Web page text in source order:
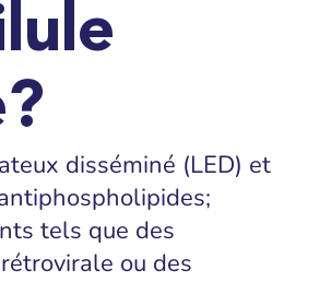
disséminé (LED) et
tels que des
ou des